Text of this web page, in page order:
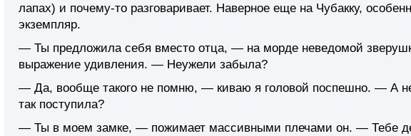
лапах) и почему-то разговаривает. Наверное еще на Чубакку,
экземпляр.
— Ты предложила себя вместо отца, — на морде неведомой
выражение удивления. — Неужели забыла?
— Да, вообще такого не помню, — киваю я головой поспешно. — А
так поступила?
— Ты в моем замке, — пожимает массивными плечами он. — Тебе